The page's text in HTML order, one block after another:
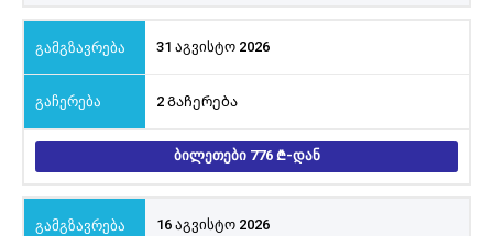
31 აგვისტო 2026
2 Გაჩერება
ᲑᲘᲚᲔᲗᲔᲑᲘ 776 -ᲓᲐᲜ
16 აგვისტო 2026